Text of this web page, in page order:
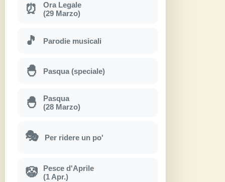
⏰
Ora Legale
(29 Marzo)
🎵 Parodie musicali
🐣 Pasqua (speciale)
🐣
Pasqua
(28 Marzo)
🎭 Per ridere un po'
🤡
Pesce d'Aprile
(1 Apr.)